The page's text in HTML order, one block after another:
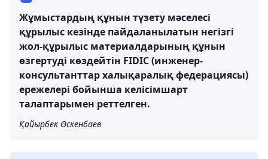
Жұмыстардың құнын түзету мәселесі
құрылыс кезінде пайдаланылатын негізгі
жол-құрылыс материалдарының құнын
өзгертуді көздейтін FIDIC (инженер-
консультанттар халықаралық федерациясы)
ережелері бойынша келісімшарт
талаптарымен реттелген.
Қайырбек Өскенбаев